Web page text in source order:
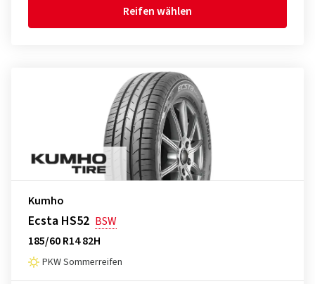
Reifen wählen
Kumho
Ecsta HS52 BSW
185/60 R14 82H
PKW Sommerreifen